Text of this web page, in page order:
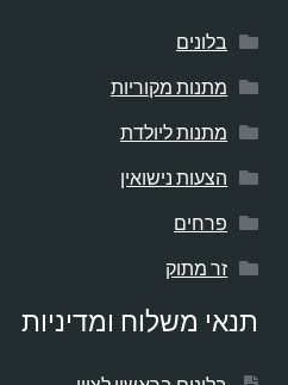
בלונים
מתנות מקוריות
מתנות ליולדת
הצעות נישואין
פרחים
זר מתוק
תנאי משלוח ומדיניות